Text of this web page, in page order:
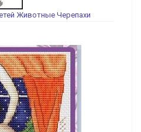
Животные Черепахи